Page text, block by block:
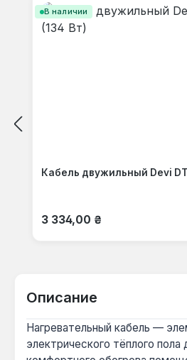
В наличии
Кабель двужильный Devi
Обычная цена:
3 334,00 ₴
Описание
Нагревательный кабель —
электрического тёплого пола